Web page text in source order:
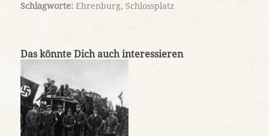
Schlagworte: Ehrenburg, Schlossplatz
Das könnte Dich auch interessieren